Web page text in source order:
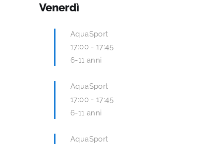
Venerdì
AquaSport
17:00 -17:45
6-11 anni
AquaSport
17:00 -17:45
6-11 anni
AquaSport